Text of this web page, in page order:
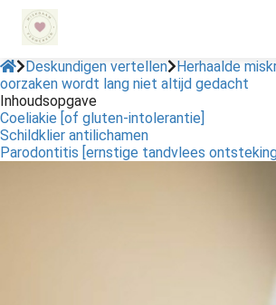
Deskundigen vertellen
Herhaalde
oorzaken wordt lang niet altijd gedacht
Inhoudsopgave
Coeliakie [of gluten-intolerantie]
Schildklier antilichamen
Parodontitis [ernstige tandvlees
policy